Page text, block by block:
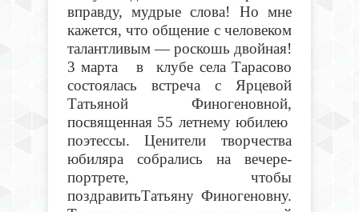
вправду, мудрые слова! Но мне
кажется, что общение с человеком
талантливым — роскошь двойная!
3 марта в клубе села Тарасово
состоялась встреча с Ярцевой
Татьяной Финогеновной,
посвященная 55 летнему юбилею
поэтессы. Ценители творчества
юбиляра собрались на вечере-
портрете, чтобы
поздравитьТатьяну Финогеновну.